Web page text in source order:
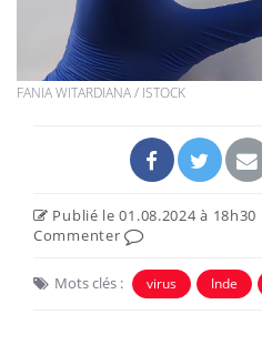
FANIA WITARDIANA / ISTOCK
Publié le 01.08.2024 à 18h30
Commenter
Mots clés : virus Inde